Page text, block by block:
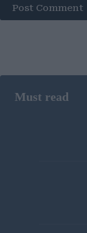
Post Comment